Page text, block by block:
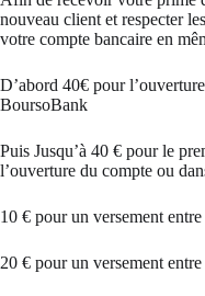
nouveau client et respecter
votre compte bancaire en
D’abord 40€ pour
BoursoBank
Puis Jusqu’à 40 € pour le
l’ouverture du compte ou
10 € pour un versement
20 € pour un versement